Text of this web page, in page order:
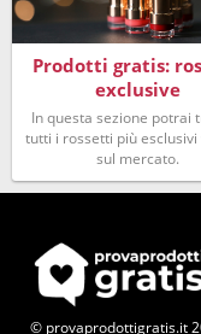
Prodotti gratis:
exclusive
In questa sezione potrai
tutti i rossetti più esclusivi
sul mercato.
© provaprodottigratis.it